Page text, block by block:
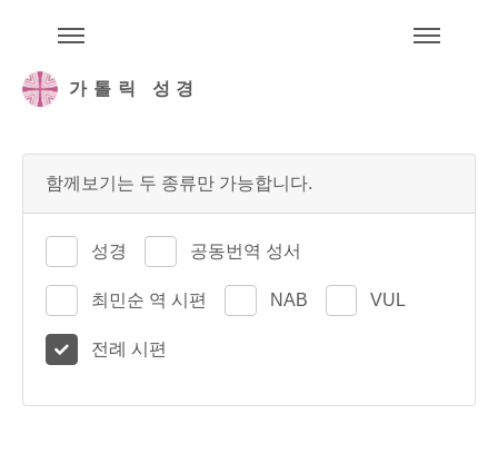
가톨릭 성경
함께보기는 두 종류만 가능합니다.
성경 공동번역 성서
최민순 역 시편 NAB VUL
전례 시편